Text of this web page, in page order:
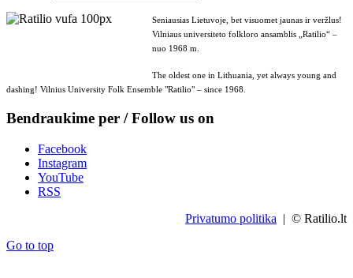
Seniausias Lietuvoje, bet visuomet jaunas ir veržlus!
Vilniaus universiteto folkloro ansamblis „Ratilio“ –
nuo 1968 m.
The oldest one in Lithuania, yet always young and
dashing! Vilnius University Folk Ensemble "Ratilio" – since 1968.
Bendraukime per / Follow us on
Facebook
Instagram
YouTube
RSS
Privatumo politika | © Ratilio.lt
Go to top